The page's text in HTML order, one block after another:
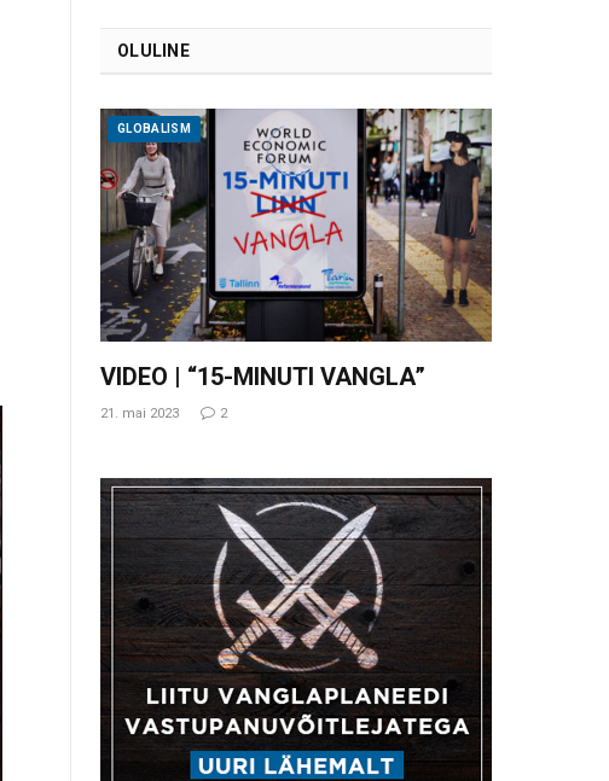
OLULINE
GLOBALISM
VIDEO | “15-MINUTI VANGLA”
21. mai 2023 2